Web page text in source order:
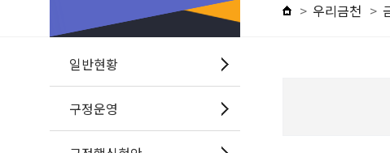
일반현황
구정운영
우리금천